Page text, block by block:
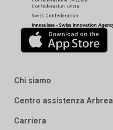
Chi siamo
Centro assistenza Arbrea
Carriera